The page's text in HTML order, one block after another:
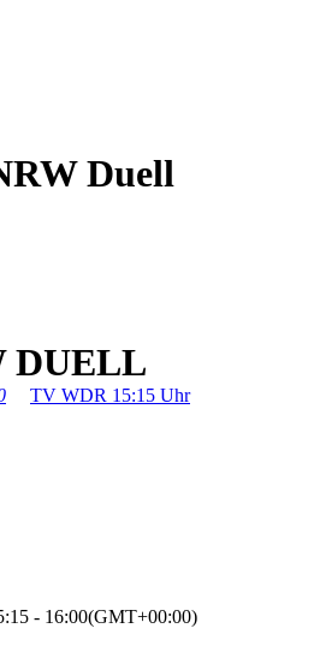
Duell
DUELL
TV WDR 15:15 Uhr
- 16:00(GMT+00:00)